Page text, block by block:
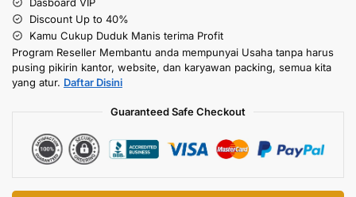
Discount Up to 40%
Kamu Cukup Duduk Manis terima Profit
Program Reseller Membantu anda mempunyai Usaha tanpa harus
pusing pikirin kantor, website, dan karyawan packing, semua kita
yang atur. Daftar Disini
Guaranteed Safe Checkout